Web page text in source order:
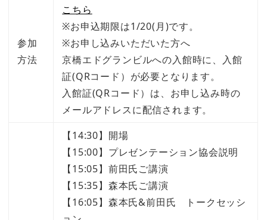
参加
方法
こちら
※お申込期限は1/20(月)です。
※お申し込みいただいた方へ
京橋エドグランビルへの入館時に、入館
証(QRコード）が必要となります。
入館証(QRコード）は、お申し込み時の
メールアドレスに配信されます。
【14:30】開場
【15:00】プレゼンテーション協会説明
【15:05】前田氏ご講演
【15:35】森本氏ご講演
【16:05】森本氏&前田氏 トークセッシ